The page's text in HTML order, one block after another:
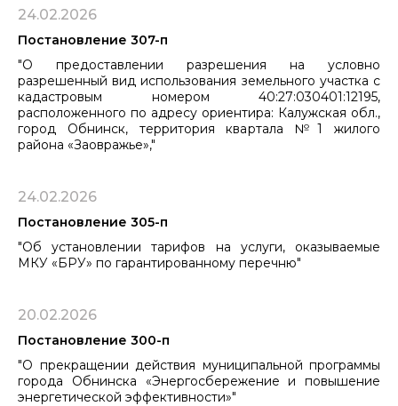
24.02.2026
Постановление 307-п
"О предоставлении разрешения на условно
разрешенный вид использования земельного участка с
кадастровым номером 40:27:030401:12195,
расположенного по адресу ориентира: Калужская обл.,
город Обнинск, территория квартала №1 жилого
района «Заовражье»,"
24.02.2026
Постановление 305-п
"Об установлении тарифов на услуги, оказываемые
МКУ «БРУ» по гарантированному перечню"
20.02.2026
Постановление 300-п
"О прекращении действия муниципальной программы
города Обнинска «Энергосбережение и повышение
энергетической эффективности»"